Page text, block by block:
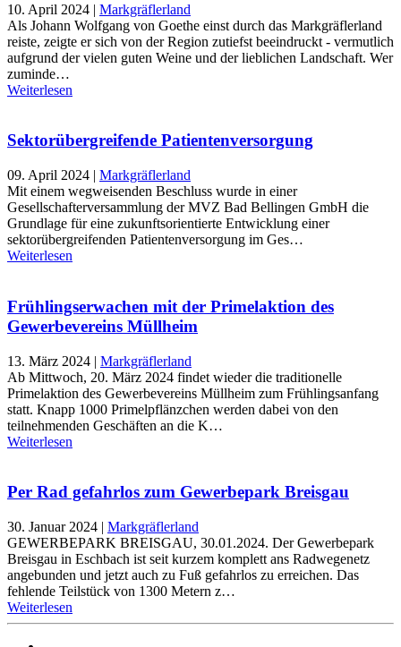
10. April 2024 | Markgräflerland
Als Johann Wolfgang von Goethe einst durch das Markgräflerland
reiste, zeigte er sich von der Region zutiefst beeindruckt - vermutlich
aufgrund der vielen guten Weine und der lieblichen Landschaft. Wer
zuminde…
Weiterlesen
Sektorübergreifende Patientenversorgung
09. April 2024 | Markgräflerland
Mit einem wegweisenden Beschluss wurde in einer
Gesellschafterversammlung der MVZ Bad Bellingen GmbH die
Grundlage für eine zukunftsorientierte Entwicklung einer
sektorübergreifenden Patientenversorgung im Ges…
Weiterlesen
Frühlingserwachen mit der Primelaktion des
Gewerbevereins Müllheim
13. März 2024 | Markgräflerland
Ab Mittwoch, 20. März 2024 findet wieder die traditionelle
Primelaktion des Gewerbevereins Müllheim zum Frühlingsanfang
statt. Knapp 1000 Primelpflänzchen werden dabei von den
teilnehmenden Geschäften an die K…
Weiterlesen
Per Rad gefahrlos zum Gewerbepark Breisgau
30. Januar 2024 | Markgräflerland
GEWERBEPARK BREISGAU, 30.01.2024. Der Gewerbepark
Breisgau in Eschbach ist seit kurzem komplett ans Radwegenetz
angebunden und jetzt auch zu Fuß gefahrlos zu erreichen. Das
fehlende Teilstück von 1300 Metern z…
Weiterlesen